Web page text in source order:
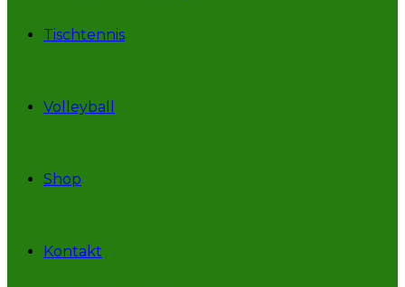
Tischtennis
Volleyball
Shop
Kontakt